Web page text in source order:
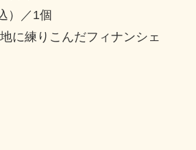
）／1個
に練りこんだフィナンシェ